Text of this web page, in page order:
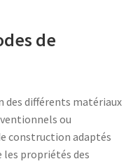
de
des différents matériaux
ou
construction adaptés
les propriétés des